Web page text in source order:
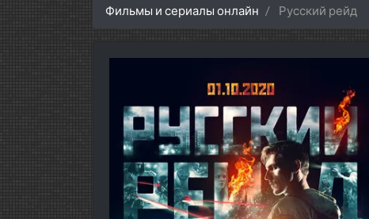
Фильмы и сериалы онлайн Русский рейд